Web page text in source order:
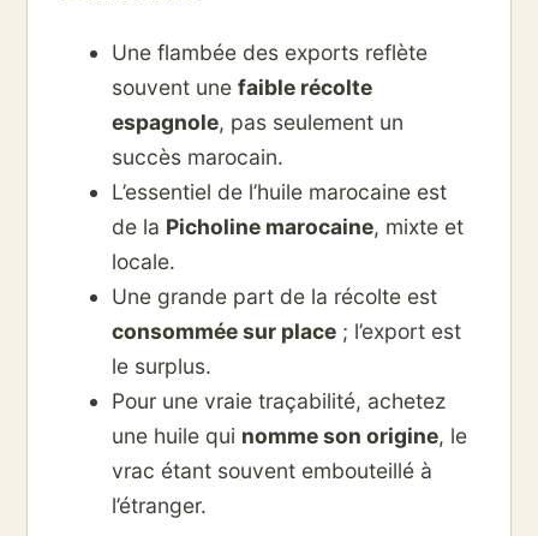
Une flambée des exports reflète
souvent une faible récolte
espagnole, pas seulement un
succès marocain.
L’essentiel de l’huile marocaine est
de la Picholine marocaine, mixte et
locale.
Une grande part de la récolte est
consommée sur place ; l’export est
le surplus.
Pour une vraie traçabilité, achetez
une huile qui nomme son origine, le
vrac étant souvent embouteillé à
l’étranger.